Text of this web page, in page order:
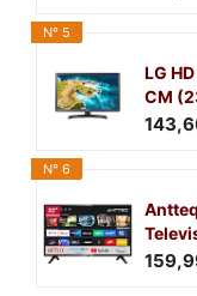
N° 5
LG
CM
N° 6